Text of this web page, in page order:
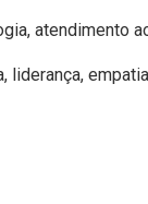
atendimento